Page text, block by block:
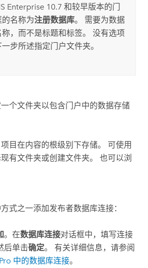
Enterprise 10.7 和较早版本的门
名称为注册数据库。 需要为数据
，而不是标题和标签。 没有选项
步所述指定门户文件夹。
一个文件夹以包含门户中的数据存储
目在内容的根级别下存储。 可使用
有文件夹或创建文件夹。 也可以浏
式之一添加发布者数据库连接：
。在数据库连接对话框中，填写连接
后单击确定。 有关详细信息，请参阅
中的数据库连接。